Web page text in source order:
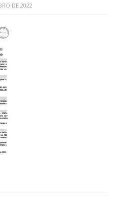
DE 2022